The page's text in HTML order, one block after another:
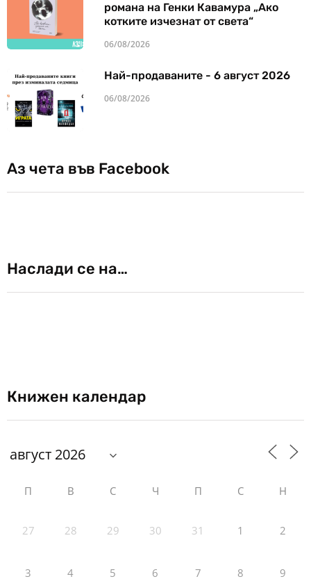
романа на Генки Кавамура „Ако
котките изчезнат от света“
06/08/2026
Най-продаваните - 6 август 2026
06/08/2026
Аз чета във Facebook
Наслади се на…
Книжен календар
П В С Ч П С Н
27 28 29 30 31 1 2
3 4 5 6 7 8 9